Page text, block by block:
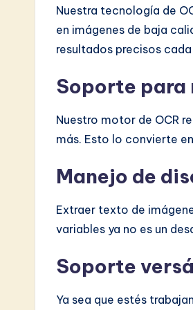
Nuestra tecnología de
en imágenes de baja
resultados precisos
Soporte para
Nuestro motor de OCR
más. Esto lo convierte
Manejo de
Extraer texto de
variables ya no es un
Soporte
Ya sea que estés